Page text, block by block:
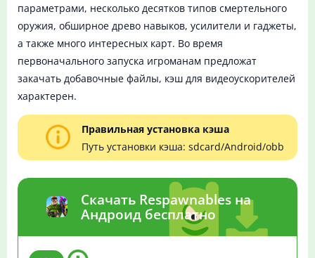
параметрами, несколько десятков типов смертельного
оружия, обширное древо навыков, усилители и гаджеты,
а также много интересных карт. Во время
первоначального запуска игроманам предложат
закачать добавочные файлы, кэш для видеоускорителей
характерен.
Правильная установка кэша
Путь установки кэша: sdcard/Android/obb
Скачать Respawnables на
Андроид бесплатно